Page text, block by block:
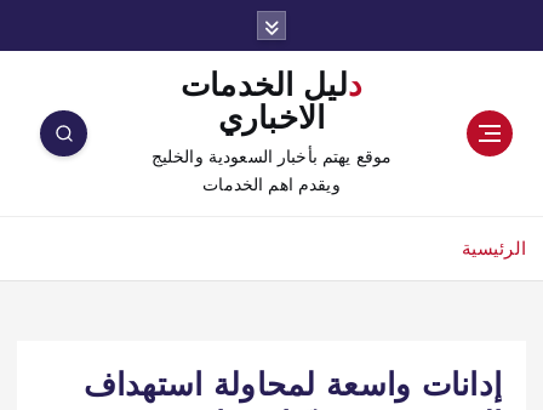
دليل الخدمات
الاخباري
موقع يهتم بأخبار السعودية والخليج
ويقدم اهم الخدمات
الرئيسية
إدانات واسعة لمحاولة استهداف